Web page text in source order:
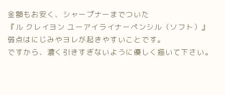
金額もお安く、シャープナーまでついた
『ル クレイヨン ユーアイライナーペンシル（ソフト）』
弱点はにじみやヨレが起きやすいことです。
ですから、濃く引きすぎないように優しく描いて下さい。